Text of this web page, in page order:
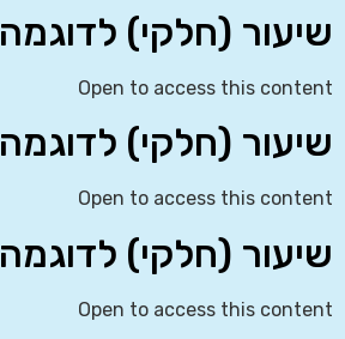
שיעור (חלקי) לדוגמה
Open to access this content
שיעור (חלקי) לדוגמה
Open to access this content
שיעור (חלקי) לדוגמה
Open to access this content